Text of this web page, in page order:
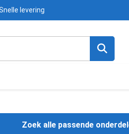
levering
Zoek alle passende